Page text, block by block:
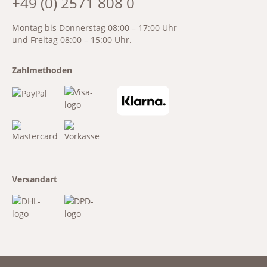
Montag bis Donnerstag 08:00 – 17:00 Uhr
und Freitag 08:00 – 15:00 Uhr.
Zahlmethoden
Versandart